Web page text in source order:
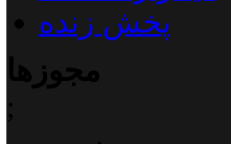
پخش زنده
مجوزها
;